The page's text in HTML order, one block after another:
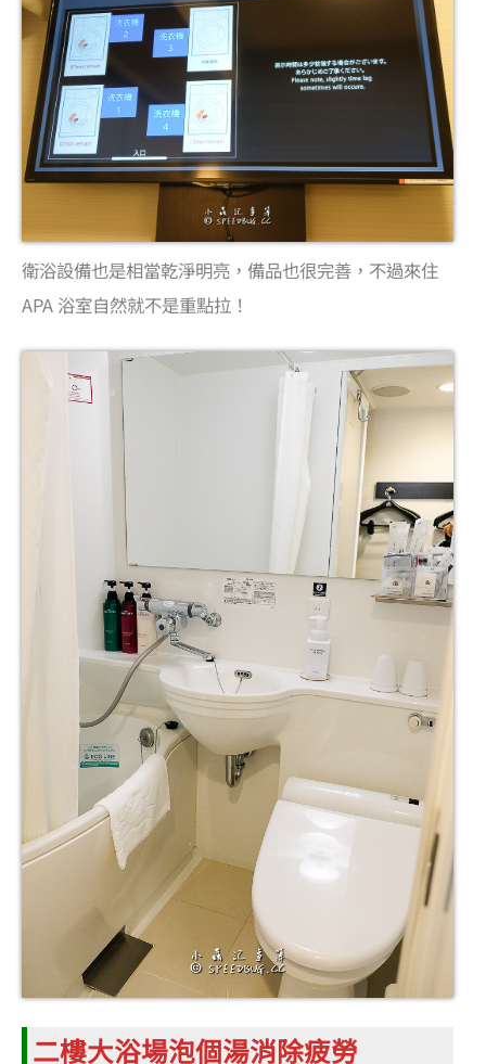
衛浴設備也是相當乾淨明亮，備品也很完善，不過來住
APA 浴室自然就不是重點拉！
二樓大浴場泡個湯消除疲勞